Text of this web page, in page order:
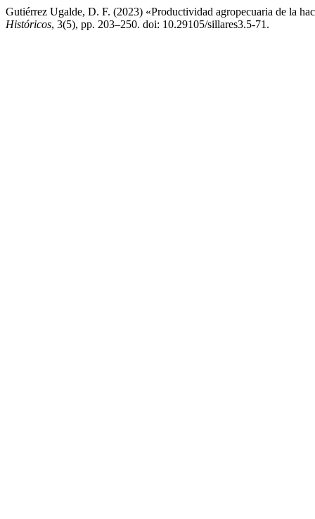
Gutiérrez Ugalde, D. F. (2023) «Productividad agropecuaria de la
Históricos, 3(5), pp. 203–250. doi: 10.29105/sillares3.5-71.